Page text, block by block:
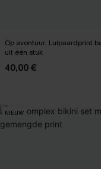
Op avontuur: Luipaardprint
uit één stuk
40,00 €
NIEUW